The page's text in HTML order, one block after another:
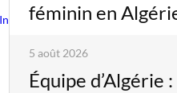
féminin en
5 août 2026
Équipe d’Algérie